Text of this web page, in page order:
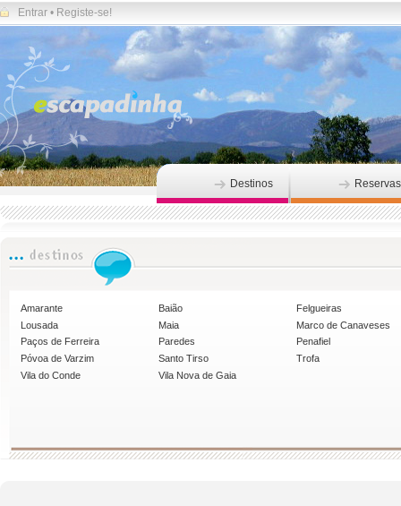
Entrar • Registe-se!
Destinos Reservas
Amarante Baião
Felgueiras
Lousada
Maia
Marco de Canaveses
Paços de Ferreira
Paredes
Penafiel
Póvoa de Varzim
Santo Tirso
Trofa
Vila do Conde
Vila Nova de Gaia